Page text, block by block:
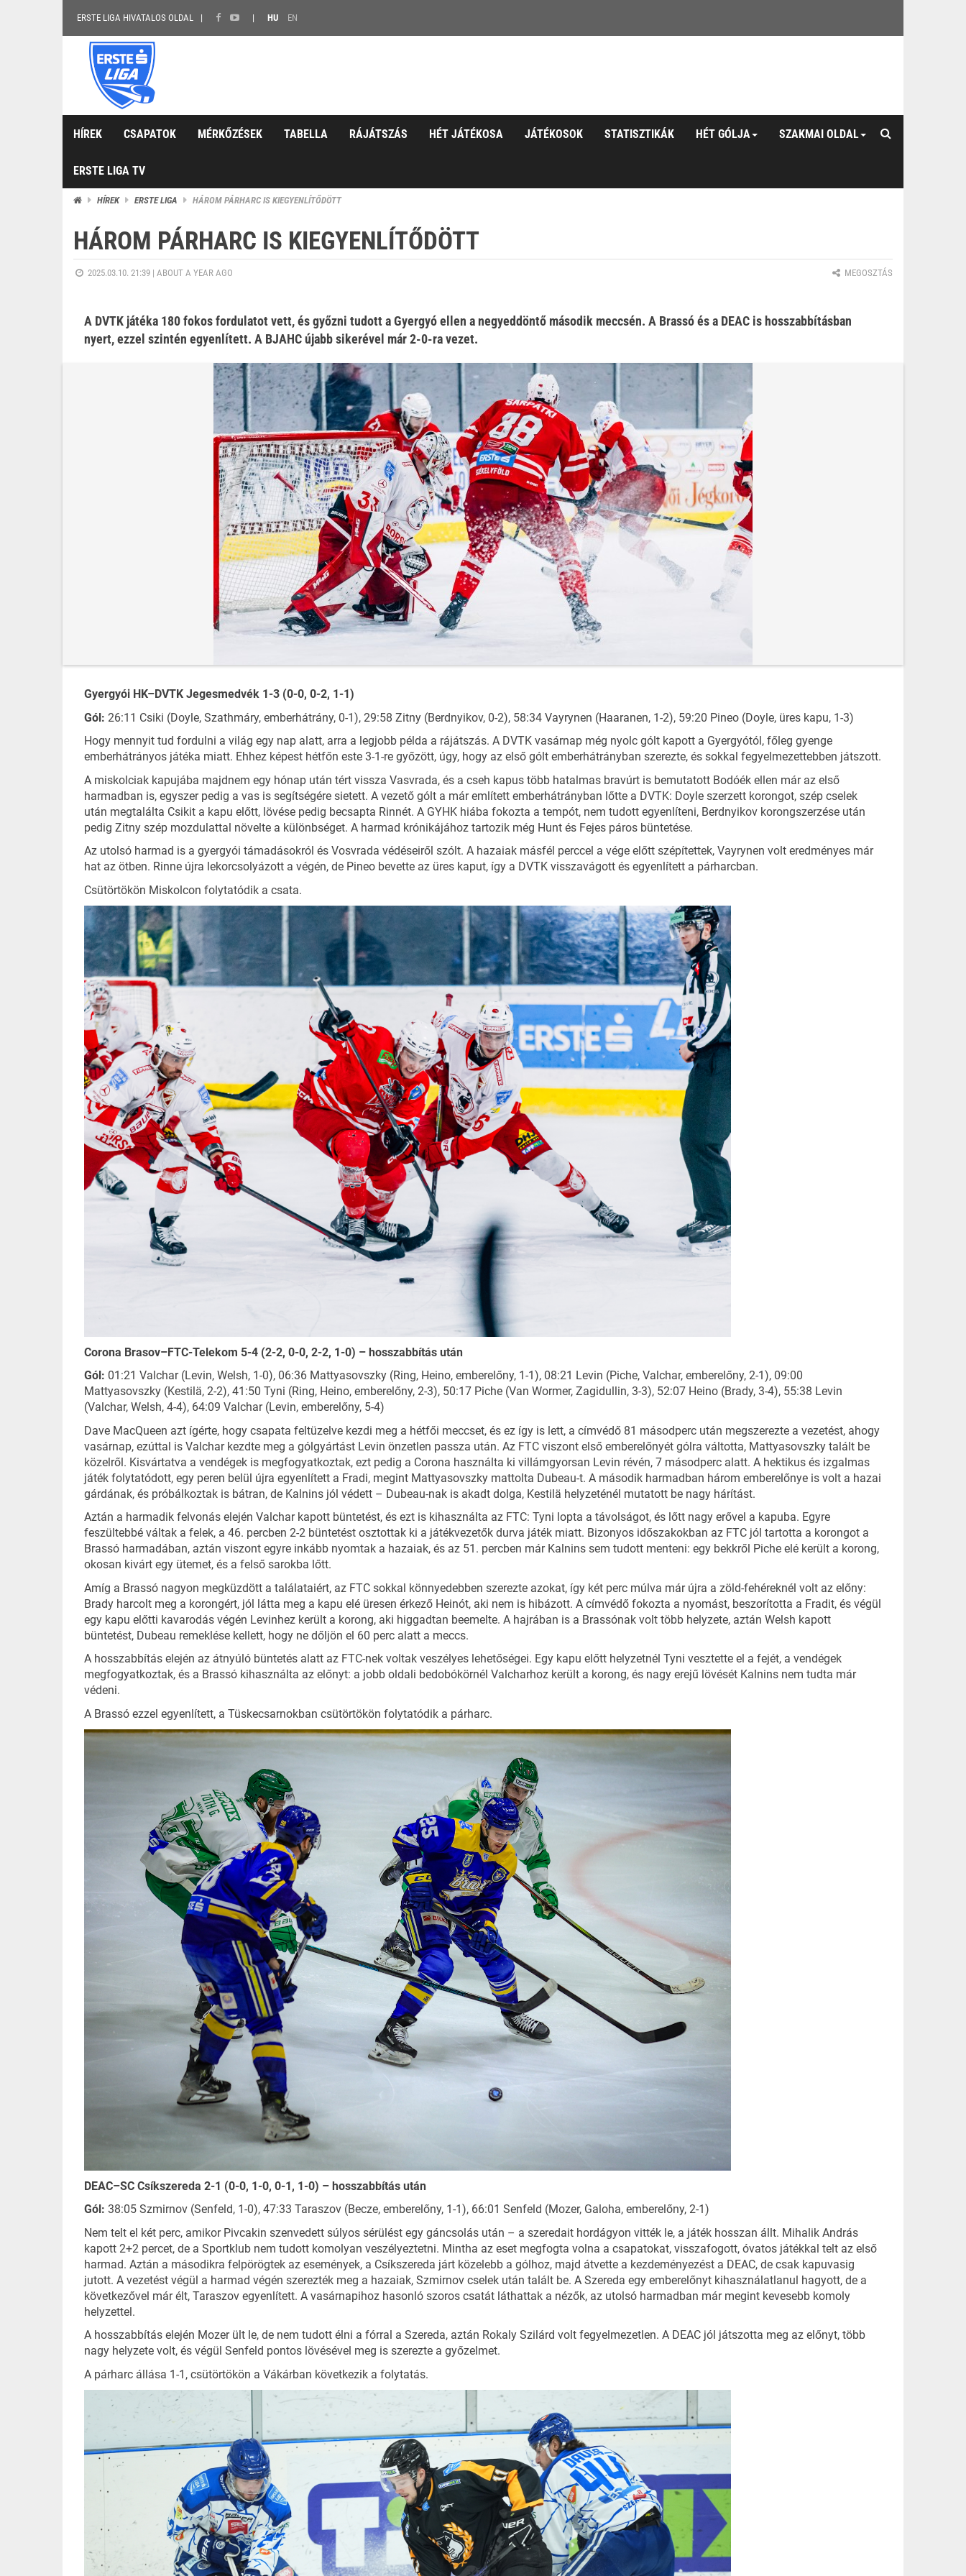
ERSTE LIGA HIVATALOS OLDAL HU EN
HÍREK CSAPATOK MÉRKŐZÉSEK TABELLA RÁJÁTSZÁS HÉT JÁTÉKOSA JÁTÉKOSOK STATISZTIKÁK HÉT GÓLJA SZAKMAI OLDAL
ERSTE LIGA TV
HÍREK ERSTE LIGA HÁROM PÁRHARC IS KIEGYENLÍTŐDÖTT
HÁROM PÁRHARC IS KIEGYENLÍTŐDÖTT
2025.03.10. 21:39 | ABOUT A YEAR AGO MEGOSZTÁS
A DVTK játéka 180 fokos fordulatot vett, és győzni tudott a Gyergyó ellen a negyeddöntő második meccsén. A Brassó és a DEAC is hosszabbításban
nyert, ezzel szintén egyenlített. A BJAHC újabb sikerével már 2-0-ra vezet.
Gyergyói HK–DVTK Jegesmedvék 1-3 (0-0, 0-2, 1-1)
Gól: 26:11 Csiki (Doyle, Szathmáry, emberhátrány, 0-1), 29:58 Zitny (Berdnyikov, 0-2), 58:34 Vayrynen (Haaranen, 1-2), 59:20 Pineo (Doyle, üres kapu, 1-3)
Hogy mennyit tud fordulni a világ egy nap alatt, arra a legjobb példa a rájátszás. A DVTK vasárnap még nyolc gólt kapott a Gyergyótól, főleg gyenge
emberhátrányos játéka miatt. Ehhez képest hétfőn este 3-1-re győzött, úgy, hogy az első gólt emberhátrányban szerezte, és sokkal fegyelmezettebben játszott.
A miskolciak kapujába majdnem egy hónap után tért vissza Vasvrada, és a cseh kapus több hatalmas bravúrt is bemutatott Bodóék ellen már az első
harmadban is, egyszer pedig a vas is segítségére sietett. A vezető gólt a már említett emberhátrányban lőtte a DVTK: Doyle szerzett korongot, szép cselek
után megtalálta Csikit a kapu előtt, lövése pedig becsapta Rinnét. A GYHK hiába fokozta a tempót, nem tudott egyenlíteni, Berdnyikov korongszerzése után
pedig Zitny szép mozdulattal növelte a különbséget. A harmad krónikájához tartozik még Hunt és Fejes páros büntetése.
Az utolsó harmad is a gyergyói támadásokról és Vosvrada védéseiről szólt. A hazaiak másfél perccel a vége előtt szépítettek, Vayrynen volt eredményes már
hat az ötben. Rinne újra lekorcsolyázott a végén, de Pineo bevette az üres kaput, így a DVTK visszavágott és egyenlített a párharcban.
Csütörtökön Miskolcon folytatódik a csata.
Corona Brasov–FTC-Telekom 5-4 (2-2, 0-0, 2-2, 1-0) – hosszabbítás után
Gól: 01:21 Valchar (Levin, Welsh, 1-0), 06:36 Mattyasovszky (Ring, Heino, emberelőny, 1-1), 08:21 Levin (Piche, Valchar, emberelőny, 2-1), 09:00
Mattyasovszky (Kestilä, 2-2), 41:50 Tyni (Ring, Heino, emberelőny, 2-3), 50:17 Piche (Van Wormer, Zagidullin, 3-3), 52:07 Heino (Brady, 3-4), 55:38 Levin
(Valchar, Welsh, 4-4), 64:09 Valchar (Levin, emberelőny, 5-4)
Dave MacQueen azt ígérte, hogy csapata feltüzelve kezdi meg a hétfői meccset, és ez így is lett, a címvédő 81 másodperc után megszerezte a vezetést, ahogy
vasárnap, ezúttal is Valchar kezdte meg a gólgyártást Levin önzetlen passza után. Az FTC viszont első emberelőnyét gólra váltotta, Mattyasovszky talált be
közelről. Kisvártatva a vendégek is megfogyatkoztak, ezt pedig a Corona használta ki villámgyorsan Levin révén, 7 másodperc alatt. A hektikus és izgalmas
játék folytatódott, egy peren belül újra egyenlített a Fradi, megint Mattyasovszky mattolta Dubeau-t. A második harmadban három emberelőnye is volt a hazai
gárdának, és próbálkoztak is bátran, de Kalnins jól védett – Dubeau-nak is akadt dolga, Kestilä helyzeténél mutatott be nagy hárítást.
Aztán a harmadik felvonás elején Valchar kapott büntetést, és ezt is kihasználta az FTC: Tyni lopta a távolságot, és lőtt nagy erővel a kapuba. Egyre
feszültebbé váltak a felek, a 46. percben 2-2 büntetést osztottak ki a játékvezetők durva játék miatt. Bizonyos időszakokban az FTC jól tartotta a korongot a
Brassó harmadában, aztán viszont egyre inkább nyomtak a hazaiak, és az 51. percben már Kalnins sem tudott menteni: egy bekkről Piche elé került a korong,
okosan kivárt egy ütemet, és a felső sarokba lőtt.
Amíg a Brassó nagyon megküzdött a találataiért, az FTC sokkal könnyedebben szerezte azokat, így két perc múlva már újra a zöld-fehéreknél volt az előny:
Brady harcolt meg a korongért, jól látta meg a kapu elé üresen érkező Heinót, aki nem is hibázott. A címvédő fokozta a nyomást, beszorította a Fradit, és végül
egy kapu előtti kavarodás végén Levinhez került a korong, aki higgadtan beemelte. A hajrában is a Brassónak volt több helyzete, aztán Welsh kapott
büntetést, Dubeau remeklése kellett, hogy ne dőljön el 60 perc alatt a meccs.
A hosszabbítás elején az átnyúló büntetés alatt az FTC-nek voltak veszélyes lehetőségei. Egy kapu előtt helyzetnél Tyni vesztette el a fejét, a vendégek
megfogyatkoztak, és a Brassó kihasználta az előnyt: a jobb oldali bedobókörnél Valcharhoz került a korong, és nagy erejű lövését Kalnins nem tudta már
védeni.
A Brassó ezzel egyenlített, a Tüskecsarnokban csütörtökön folytatódik a párharc.
DEAC–SC Csíkszereda 2-1 (0-0, 1-0, 0-1, 1-0) – hosszabbítás után
Gól: 38:05 Szmirnov (Senfeld, 1-0), 47:33 Taraszov (Becze, emberelőny, 1-1), 66:01 Senfeld (Mozer, Galoha, emberelőny, 2-1)
Nem telt el két perc, amikor Pivcakin szenvedett súlyos sérülést egy gáncsolás után – a szeredait hordágyon vitték le, a játék hosszan állt. Mihalik András
kapott 2+2 percet, de a Sportklub nem tudott komolyan veszélyeztetni. Mintha az eset megfogta volna a csapatokat, visszafogott, óvatos játékkal telt az első
harmad. Aztán a másodikra felpörögtek az események, a Csíkszereda járt közelebb a gólhoz, majd átvette a kezdeményezést a DEAC, de csak kapuvasig
jutott. A vezetést végül a harmad végén szerezték meg a hazaiak, Szmirnov cselek után talált be. A Szereda egy emberelőnyt kihasználatlanul hagyott, de a
következővel már élt, Taraszov egyenlített. A vasárnapihoz hasonló szoros csatát láthattak a nézők, az utolsó harmadban már megint kevesebb komoly
helyzettel.
A hosszabbítás elején Mozer ült le, de nem tudott élni a fórral a Szereda, aztán Rokaly Szilárd volt fegyelmezetlen. A DEAC jól játszotta meg az előnyt, több
nagy helyzete volt, és végül Senfeld pontos lövésével meg is szerezte a győzelmet.
A párharc állása 1-1, csütörtökön a Vákárban következik a folytatás.